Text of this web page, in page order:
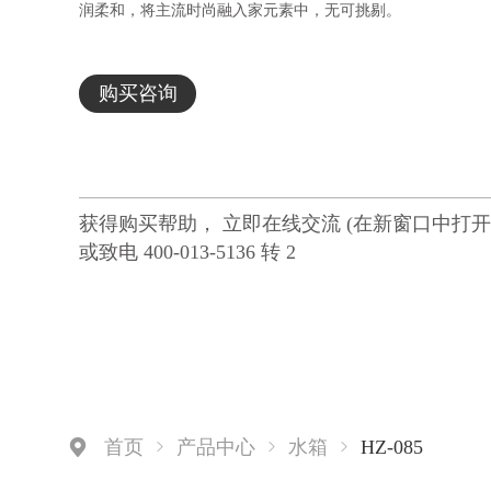
润柔和，将主流时尚融入家元素中，无可挑剔。
购买咨询
获得购买帮助， 立即在线交流 (在新窗口中打
或致电 400-013-5136 转 2
首页 产品中心 水箱 HZ-085